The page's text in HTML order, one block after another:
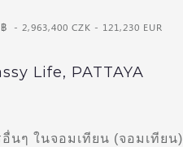
- 2,963,400 CZK - 121,230 EUR
Life, PATTAYA
นๆ ในจอมเทียน (จอมเทียน)